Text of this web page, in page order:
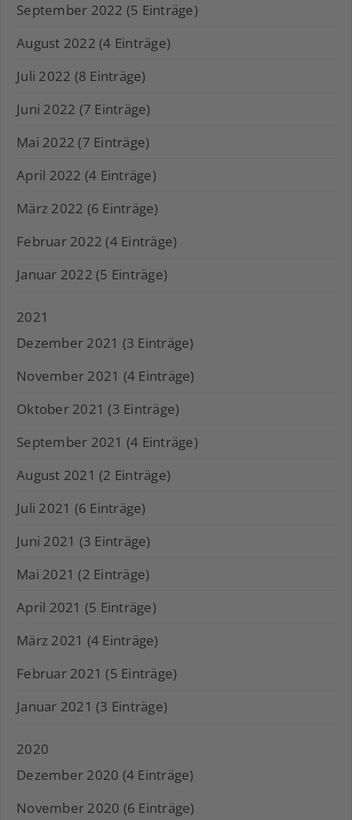
September 2022 (5 Einträge)
August 2022 (4 Einträge)
Juli 2022 (8 Einträge)
Juni 2022 (7 Einträge)
Mai 2022 (7 Einträge)
April 2022 (4 Einträge)
März 2022 (6 Einträge)
Februar 2022 (4 Einträge)
Januar 2022 (5 Einträge)
2021
Dezember 2021 (3 Einträge)
November 2021 (4 Einträge)
Oktober 2021 (3 Einträge)
September 2021 (4 Einträge)
August 2021 (2 Einträge)
Juli 2021 (6 Einträge)
Juni 2021 (3 Einträge)
Mai 2021 (2 Einträge)
April 2021 (5 Einträge)
März 2021 (4 Einträge)
Februar 2021 (5 Einträge)
Januar 2021 (3 Einträge)
2020
Dezember 2020 (4 Einträge)
November 2020 (6 Einträge)